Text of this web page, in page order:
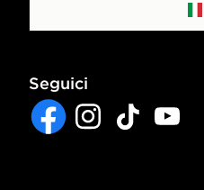
Seguici